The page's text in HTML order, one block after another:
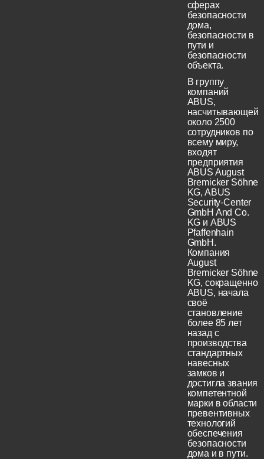
сферах
безопасности
дома,
безопасности в
пути и
безопасности
объекта.
В группу
компаний
ABUS,
насчитывающей
около 2500
сотрудников по
всему миру,
входят
предприятия
ABUS August
Bremicker Söhne
KG, ABUS
Security-Center
GmbH And Co.
KG и ABUS
Pfaffenhain
GmbH.
Компания
August
Bremicker Söhne
KG, сокращенно
ABUS, начала
своё
становление
более 85 лет
назад с
производства
стандартных
навесных
замков и
достигла звания
компетентной
марки в области
превентивных
технологий
обеспечения
безопасности
дома и в пути.